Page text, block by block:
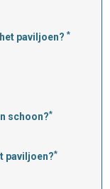
paviljoen? *
schoon?*
paviljoen?*